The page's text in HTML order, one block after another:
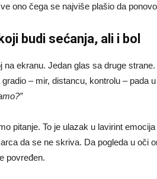
ono čega se najviše plašio da
budi sećanja, ali i bol
na ekranu. Jedan glas sa druge
– mir, distancu, kontrolu – pada
pitanje. To je ulazak u lavirint
da se ne skriva. Da pogleda u oči
povređen.